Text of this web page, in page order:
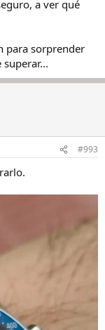
a ver qué
para sorprender
#993